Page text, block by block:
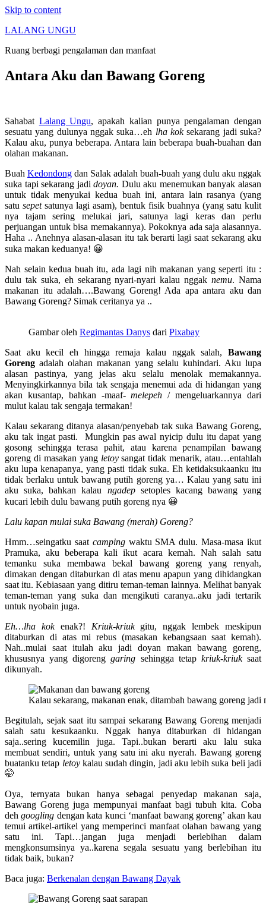
Skip to content
LALANG UNGU
Ruang berbagi pengalaman dan manfaat
Antara Aku dan Bawang Goreng
Sahabat Lalang Ungu, apakah kalian punya pengalaman dengan
sesuatu yang dulunya nggak suka…eh lha koksekarang jadi suka?
Kalau aku, punya beberapa. Antara lain beberapa buah-buahan dan
olahan makanan.
Buah Kedondong dan Salak adalah buah-buah yang dulu aku nggak
suka tapi sekarang jadidoyan. Dulu aku menemukan banyak alasan
untuk tidak menyukai kedua buah ini, antara lain rasanya (yang
satu sepet satunya lagi asam), bentuk fisik buahnya (yang satu kulit
nya tajam sering melukai jari, satunya lagi keras dan perlu
perjuangan untuk bisa memakannya). Pokoknya ada saja alasannya.
Haha .. Anehnya alasan-alasan itu tak berarti lagi saat sekarang aku
suka makan keduanya! 😀
Nah selain kedua buah itu, ada lagi nih makanan yang seperti itu :
dulu tak suka, eh sekarang nyari-nyari kalau nggaknemu. Nama
makanan itu adalah….Bawang Goreng! Ada apa antara aku dan
Bawang Goreng? Simak ceritanya ya ..
Gambar oleh Regimantas Danys dari Pixabay
Saat aku kecil eh hingga remaja kalau nggak salah, Bawang
Goreng adalah olahan makanan yang selalu kuhindari. Aku lupa
alasan pastinya, yang jelas aku selalu menolak memakannya.
Menyingkirkannya bila tak sengaja menemui ada di hidangan yang
akan kusantap, bahkan -maaf-melepeh/ mengeluarkannya dari
mulut kalau tak sengaja termakan!
Kalau sekarang ditanya alasan/penyebab tak suka Bawang Goreng,
aku tak ingat pasti. Mungkin pas awal nyicip dulu itu dapat yang
gosong sehingga terasa pahit, atau karena penampilan bawang
goreng di masakan yang letoysangat tidak menarik, atau…entahlah
aku lupa kenapanya, yang pasti tidak suka. Eh ketidaksukaanku itu
tidak berlaku untuk bawang putih goreng ya… Kalau yang satu ini
aku suka, bahkan kalau ngadep setoples kacang bawang yang
kucari lebih dulu bawang putih goreng nya 😀
Lalu kapan mulai suka Bawang (merah) Goreng?
Hmm…seingatku saat campingwaktu SMA dulu. Masa-masa ikut
Pramuka, aku beberapa kali ikut acara kemah. Nah salah satu
temanku suka membawa bekal bawang goreng yang renyah,
dimakan dengan ditaburkan di atas menu apapun yang dihidangkan
saat itu. Kebiasaan yang ditiru teman-teman lainnya. Melihat banyak
teman-teman yang suka dan mengikuti caranya..aku jadi tertarik
untuk nyobain juga.
Eh…lha kokenak?! Kriuk-kriukgitu, nggak lembek meskipun
ditaburkan di atas mi rebus (masakan kebangsaan saat kemah).
Nah..mulai saat itulah aku jadi doyan makan bawang goreng,
khususnya yang digorenggaring sehingga tetap kriuk-kriuksaat
dikunyah.
Kalau sekarang, makanan enak, ditambah bawang goreng jadi
Begitulah, sejak saat itu sampai sekarang Bawang Goreng menjadi
salah satu kesukaanku. Nggak hanya ditaburkan di hidangan
saja..sering kucemilin juga. Tapi..bukan berarti aku lalu suka
membuat sendiri, untuk yang satu ini aku nyerah. Bawang goreng
buatanku tetap letoy kalau sudah dingin, jadi aku lebih suka beli jadi
🤭
Oya, ternyata bukan hanya sebagai penyedap makanan saja,
Bawang Goreng juga mempunyai manfaat bagi tubuh kita. Coba
dehgoogling dengan kata kunci ‘manfaat bawang goreng’ akan kau
temui artikel-artikel yang memperinci manfaat olahan bawang yang
satu ini. Tapi…jangan juga menjadi berlebihan dalam
mengkonsumsinya ya..karena segala sesuatu yang berlebihan itu
tidak baik, bukan?
Baca juga: Berkenalan dengan Bawang Dayak